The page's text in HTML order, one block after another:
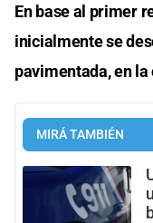
En base al primer
inicialmente se
pavimentada, en
MIRÁ TAMBIÉN